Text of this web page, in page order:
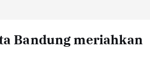
Bandung meriahkan